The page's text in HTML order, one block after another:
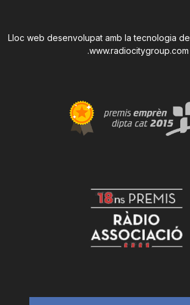
Lloc web desenvolupat amb la tecnologia de
www.radiocitygroup.com
.